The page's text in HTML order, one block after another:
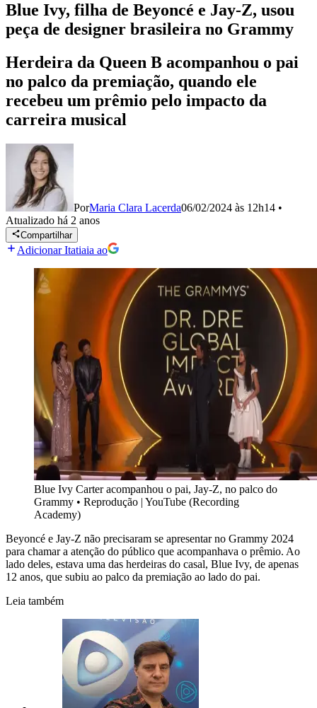
Blue Ivy, filha de Beyoncé e Jay-Z, usou
peça de designer brasileira no Grammy
Herdeira da Queen B acompanhou o pai
no palco da premiação, quando ele
recebeu um prêmio pelo impacto da
carreira musical
PorMaria Clara Lacerda06/02/2024 às 12h14 •
Atualizado há 2 anos
Compartilhar
Adicionar Itatiaia ao
Blue Ivy Carter acompanhou o pai, Jay-Z, no palco do
Grammy • Reprodução | YouTube (Recording
Academy)
Beyoncé e Jay-Z não precisaram se apresentar no Grammy 2024
para chamar a atenção do público que acompanhava o prêmio. Ao
lado deles, estava uma das herdeiras do casal, Blue Ivy, de apenas
12 anos, que subiu ao palco da premiação ao lado do pai.
Leia também